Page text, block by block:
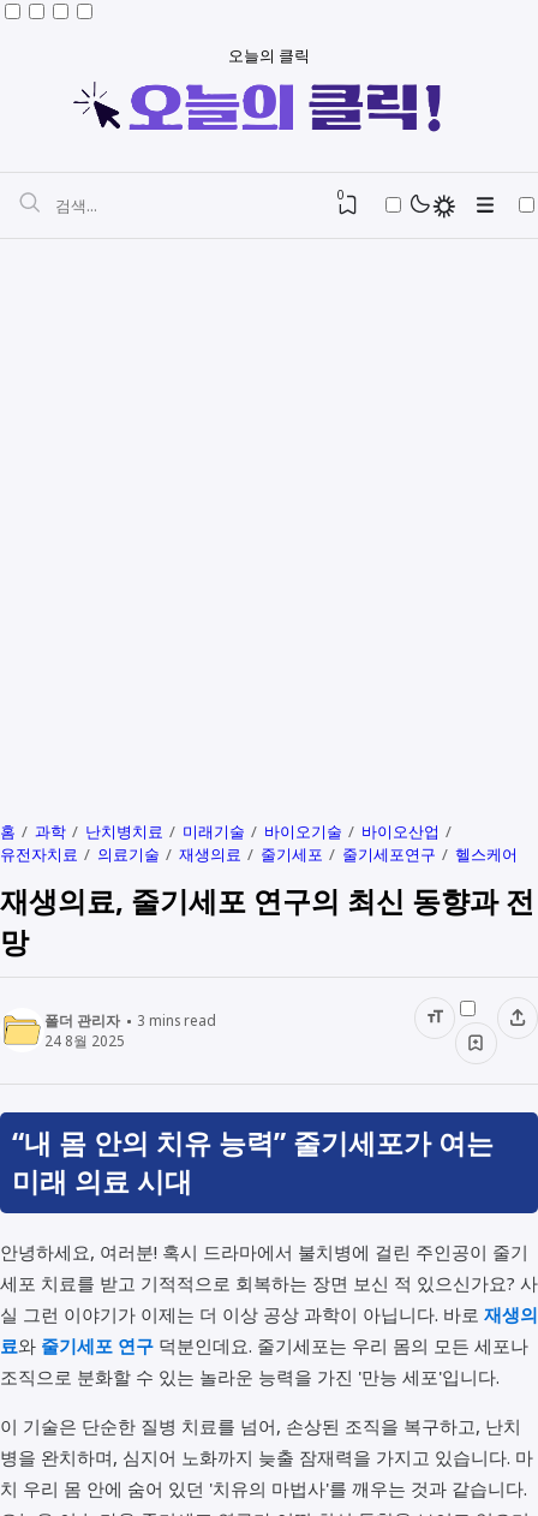
오늘의 클릭
0
홈 과학 난치병치료 미래기술 바이오기술
바이오산업
유전자치료
의료기술 재생의료 줄기세포 줄기세포연구 헬스케어
재생의료, 줄기세포 연구의 최신 동향과 전
망
폴더 관리자 3 mins read
24 8월 2025
“내 몸 안의 치유 능력” 줄기세포가 여는
미래 의료 시대
안녕하세요, 여러분! 혹시 드라마에서 불치병에 걸린 주인공이 줄기
세포 치료를 받고 기적적으로 회복하는 장면 보신 적 있으신가요? 사
실 그런 이야기가 이제는 더 이상 공상 과학이 아닙니다. 바로 재생의
료와 줄기세포 연구 덕분인데요. 줄기세포는 우리 몸의 모든 세포나
조직으로 분화할 수 있는 놀라운 능력을 가진 '만능 세포'입니다.
이 기술은 단순한 질병 치료를 넘어, 손상된 조직을 복구하고, 난치
병을 완치하며, 심지어 노화까지 늦출 잠재력을 가지고 있습니다. 마
치 우리 몸 안에 숨어 있던 '치유의 마법사'를 깨우는 것과 같습니다.